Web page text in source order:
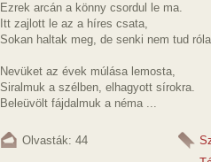
Ezrek arcán a könny csordul le ma.
Itt zajlott le az a híres csata,
Sokan haltak meg, de senki nem tud
Nevüket az évek múlása lemosta,
Siralmuk a szélben, elhagyott sírokra.
Beleüvölt fájdalmuk a néma ...
Olvasták: 44